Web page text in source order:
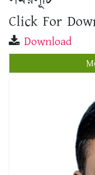
Click For
Download